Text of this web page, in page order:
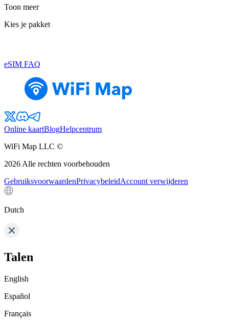
Toon meer
Kies je pakket
eSIM FAQ
Online kaartBlogHelpcentrum
WiFi Map LLC ©
2026 Alle rechten voorbehouden
GebruiksvoorwaardenPrivacybeleidAccount verwijderen
Dutch
Talen
English
Español
Français